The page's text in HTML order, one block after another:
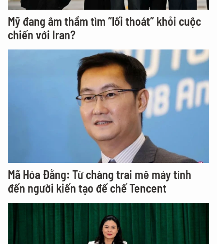
Mỹ đang âm thầm tìm “lối thoát” khỏi cuộc
chiến với Iran?
Mã Hóa Đằng: Từ chàng trai mê máy tính
đến người kiến tạo đế chế Tencent